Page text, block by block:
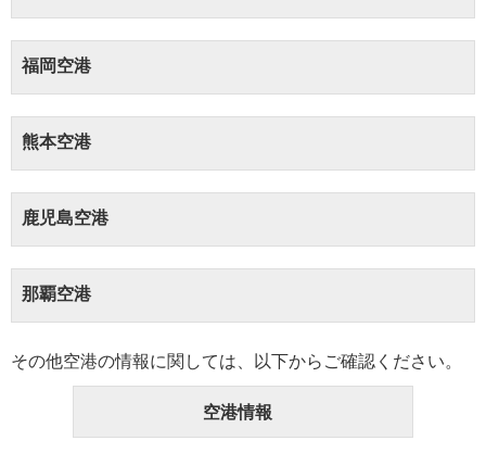
福岡空港
熊本空港
鹿児島空港
那覇空港
その他空港の情報に関しては、以下からご確認ください。
空港情報